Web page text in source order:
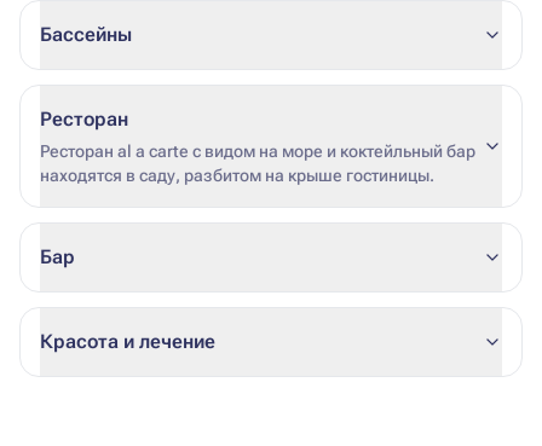
Бассейны
Ресторан
Ресторан al a carte с видом на море и коктейльный бар
находятся в саду, разбитом на крыше гостиницы.
Бар
Красота и лечение